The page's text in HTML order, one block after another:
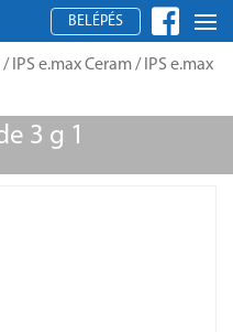
BELÉPÉS
/ IPS e.max Ceram/ IPS e.max
3 g 1